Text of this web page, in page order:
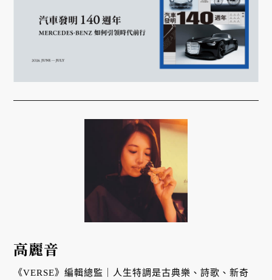
高麗音
《VERSE》編輯總監｜人生特調是古典樂、詩歌、新奇